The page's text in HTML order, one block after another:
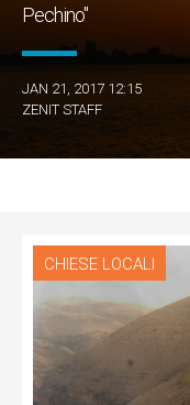
Pechino"
JAN 21, 2017 12:15
ZENIT STAFF
CHIESE LOCALI